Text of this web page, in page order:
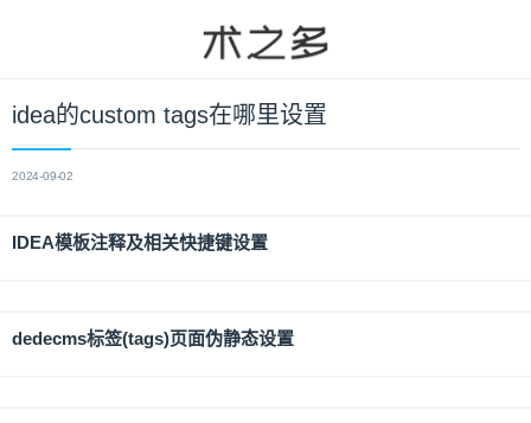
idea的custom tags在哪里设置
2024-09-02
IDEA模板注释及相关快捷键设置
dedecms标签(tags)页面伪静态设置